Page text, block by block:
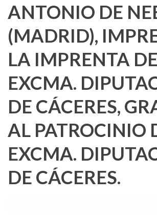
ANTONIO DE
(MADRID),
LA IMPRENTA
EXCMA.
DE CÁCERES,
AL PATROCINIO
EXCMA.
DE CÁCERES.